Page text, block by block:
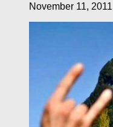
November 11, 2011